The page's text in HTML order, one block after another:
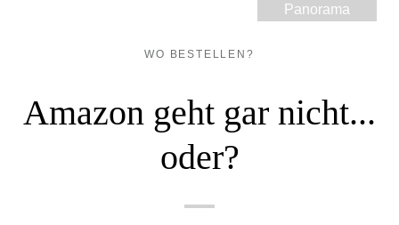
Panorama
WO BESTELLEN?
Amazon geht gar nicht...
oder?